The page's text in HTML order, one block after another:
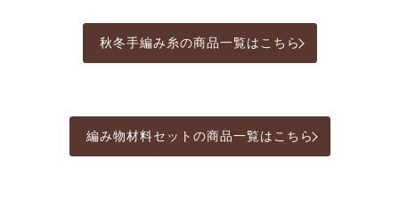
秋冬手編み糸の商品一覧はこちら
編み物材料セットの商品一覧はこちら